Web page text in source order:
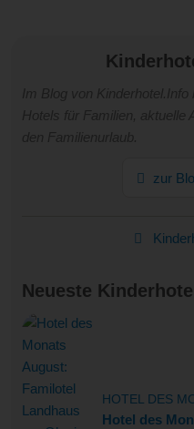
zur
Neueste
HOTEL DES
Hotel des